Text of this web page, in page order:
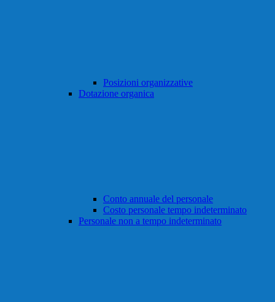
Posizioni organizzative
Dotazione organica
Conto annuale del personale
Costo personale tempo indeterminato
Personale non a tempo indeterminato